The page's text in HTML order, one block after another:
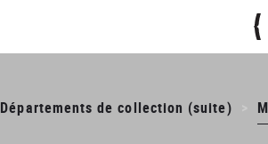
Départements de collection (suite)